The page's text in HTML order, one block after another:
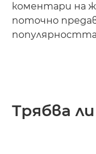
коментари на
поточно
Трябва